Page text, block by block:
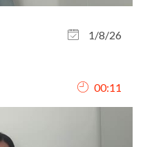
1/8/26
00:11